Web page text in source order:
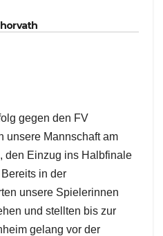
gegen den FV
unsere Mannschaft am
den Einzug ins Halbfinale
in der
unsere Spielerinnen
und stellten bis zur
gelang vor der